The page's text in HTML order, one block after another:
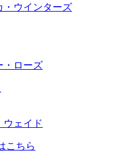
・ウインターズ
・ローズ
ウェイド
こちら